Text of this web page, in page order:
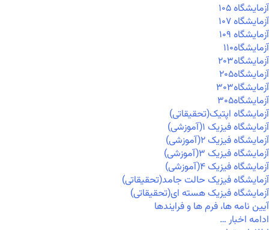
آزمايشگاه ۱۰۵
آزمايشگاه ۱۰۷
آزمايشگاه ۱۰۹
آزمايشگاه۱۱۰
آزمايشگاه۲۰۳
آزمايشگاه۲۰۵
آزمايشگاه۳۰۳
آزمايشگاه۳۰۵
آزمایشگاه اپتیک(تحقیقاتی)
آزمایشگاه فیزیک ۱(آموزشی)
آزمایشگاه فیزیک ۲(آموزشی)
آزمایشگاه فیزیک ۳(آموزشی)
آزمایشگاه فیزیک ۴(آموزشی)
آزمایشگاه فیزیک حالت جامد(تحقیقاتی)
آزمایشگاه فیزیک هسته ای(تحقیقاتی)
آیین نامه ها، فرم ها و فرایندها
ادامه اخبار …